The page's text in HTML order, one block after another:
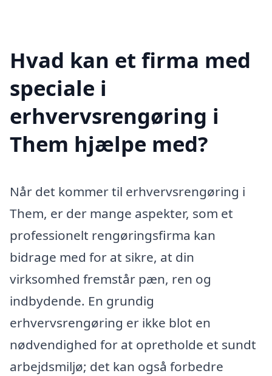
Hvad kan et firma med
speciale i
erhvervsrengøring i
Them hjælpe med?
Når det kommer til erhvervsrengøring i
Them, er der mange aspekter, som et
professionelt rengøringsfirma kan
bidrage med for at sikre, at din
virksomhed fremstår pæn, ren og
indbydende. En grundig
erhvervsrengøring er ikke blot en
nødvendighed for at opretholde et sundt
arbejdsmiljø; det kan også forbedre